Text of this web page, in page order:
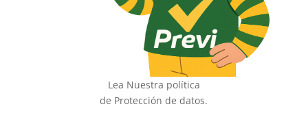
Lea Nuestra política
de Protección de datos.